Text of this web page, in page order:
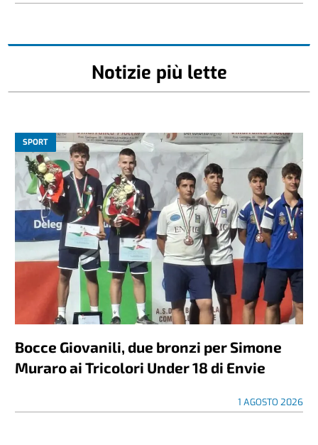
Notizie più lette
SPORT
Bocce Giovanili, due bronzi per Simone
Muraro ai Tricolori Under 18 di Envie
1 AGOSTO 2026